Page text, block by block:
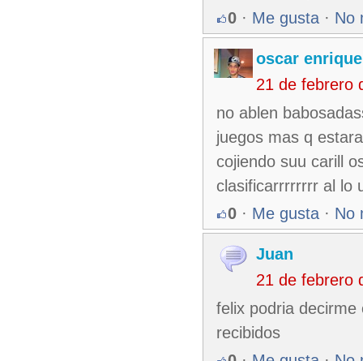
0 · Me gusta · No
oscar enrique
21 de febrero
no ablen
juegos mas q
cojiendo suu carill
clasificarrrrrrrr al lo
0 · Me gusta · No
Juan
21 de febrero
felix podria
recibidos